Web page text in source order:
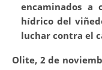
encaminados a
hídrico del
luchar contra el
Olite, 2 de